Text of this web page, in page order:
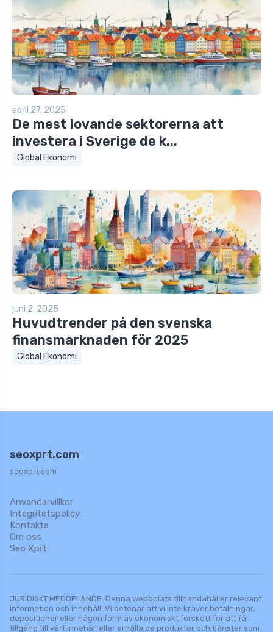
april 27, 2025
De mest lovande sektorerna att
investera i Sverige de k...
Global Ekonomi
juni 2, 2025
Huvudtrender på den svenska
finansmarknaden för 2025
Global Ekonomi
seoxprt.com
seoxprt.com
Anvandarvillkor
Integritetspolicy
Kontakta
Om oss
Seo Xprt
JURIDISKT MEDDELANDE: Denna webbplats tillhandahåller relevant
information och innehåll. Vi betonar att vi inte kräver betalningar,
depositioner eller någon form av ekonomiskt förskott för att få
tillgång till vårt innehåll eller erhålla de produkter och tjänster som